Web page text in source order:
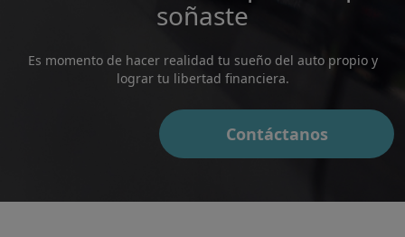
soñaste
Es momento de hacer realidad tu sueño del auto propio y
lograr tu libertad financiera.
Contáctanos